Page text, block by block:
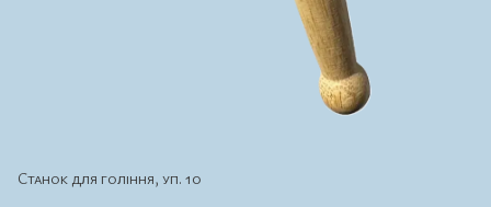
Станок для гоління, уп. 10